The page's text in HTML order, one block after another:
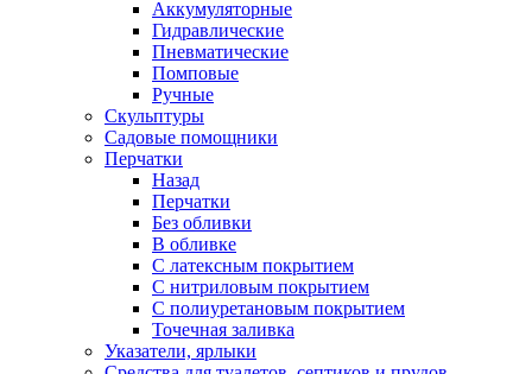
Аккумуляторные
Гидравлические
Пневматические
Помповые
Ручные
Скульптуры
Садовые помощники
Перчатки
Назад
Перчатки
Без обливки
В обливке
С латексным покрытием
С нитриловым покрытием
С полиуретановым покрытием
Точечная заливка
Указатели, ярлыки